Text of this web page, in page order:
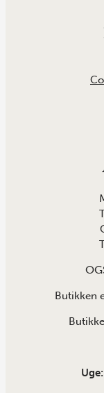
Butikken
Uge: